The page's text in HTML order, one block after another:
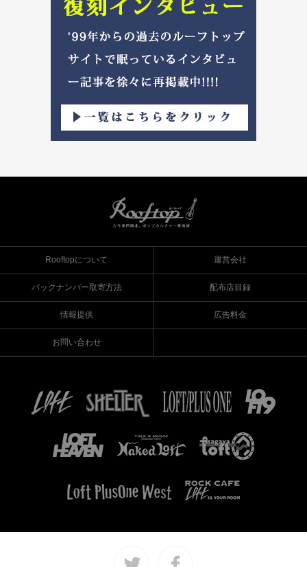
Rooftopについて 運営会社
バックナンバー取寄方法 配布店目録
情報提供 広告料金
お問い合わせ